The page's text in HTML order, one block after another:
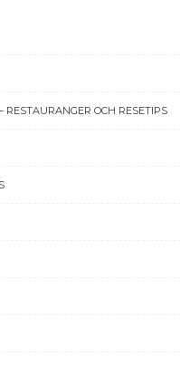
RESTAURANGER OCH RESETIPS